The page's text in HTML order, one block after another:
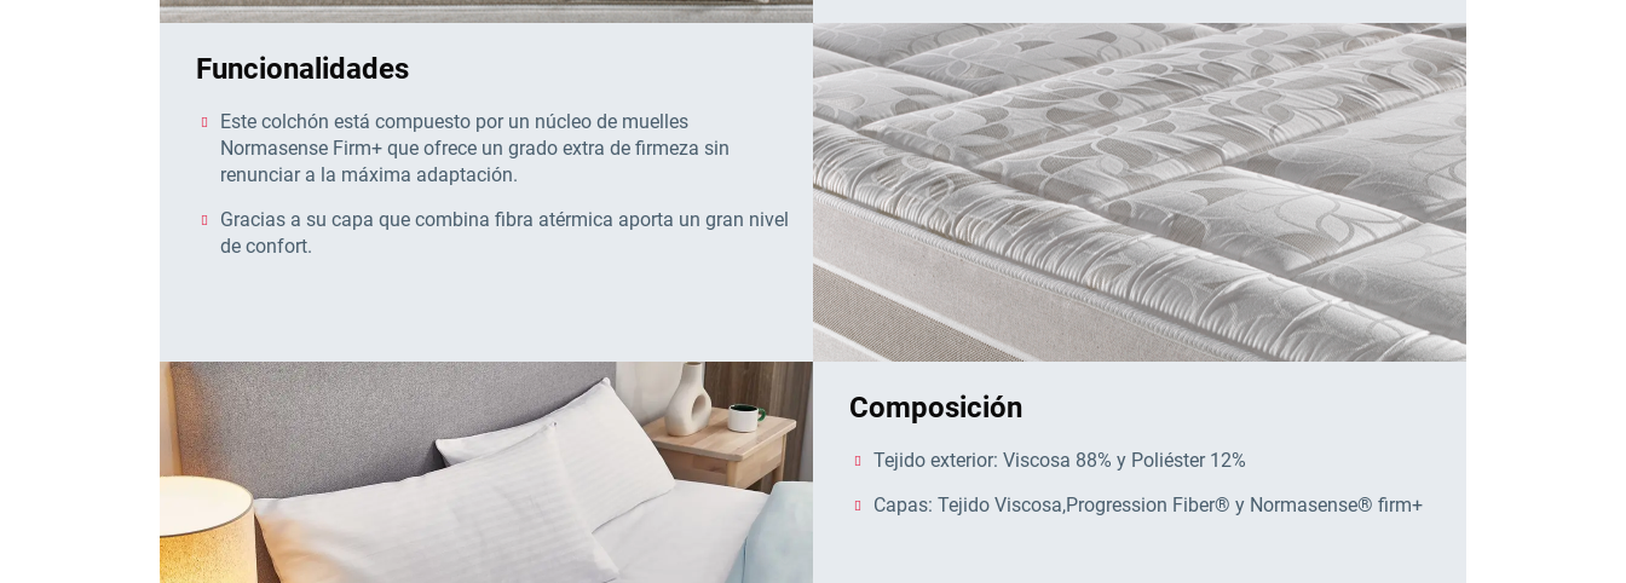
Funcionalidades
Este colchón está compuesto por un núcleo de muelles
Normasense Firm+ que ofrece un grado extra de firmeza sin
renunciar a la máxima adaptación.
Gracias a su capa que combina fibra atérmica aporta un gran nivel
de confort.
Composición
Tejido exterior: Viscosa 88% y Poliéster 12%
Capas: Tejido Viscosa,Progression Fiber® y Normasense® firm+